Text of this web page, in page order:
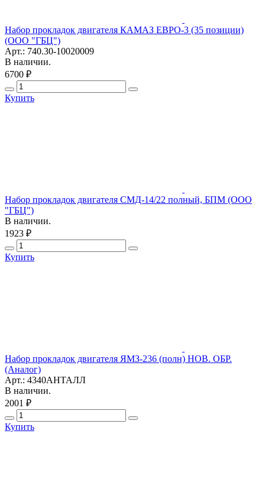
Набор прокладок двигателя КАМАЗ ЕВРО-3 (35 позиции)
(ООО "ГБЦ")
Арт.: 740.30-10020009
В наличии.
6700 ₽
Купить
Набор прокладок двигателя СМД-14/22 полный, БПМ (ООО
"ГБЦ")
В наличии.
1923 ₽
Купить
Набор прокладок двигателя ЯМЗ-236 (полн) НОВ. ОБР.
(Аналог)
Арт.: 4340АНТАЛЛ
В наличии.
2001 ₽
Купить